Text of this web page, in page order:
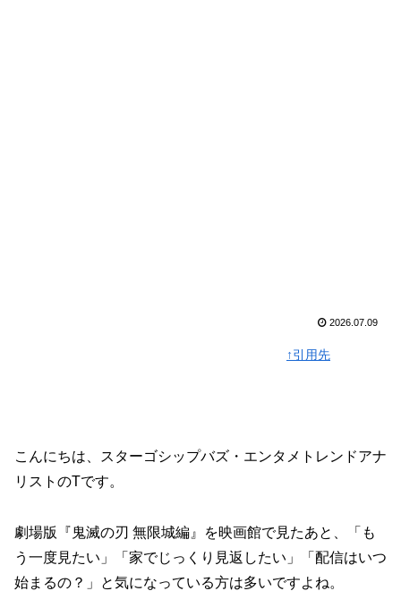
2026.07.09
↑引用先
こんにちは、スターゴシップバズ・エンタメトレンドアナ
リストのTです。
劇場版『鬼滅の刃 無限城編』を映画館で見たあと、「も
う一度見たい」「家でじっくり見返したい」「配信はいつ
始まるの？」と気になっている方は多いですよね。